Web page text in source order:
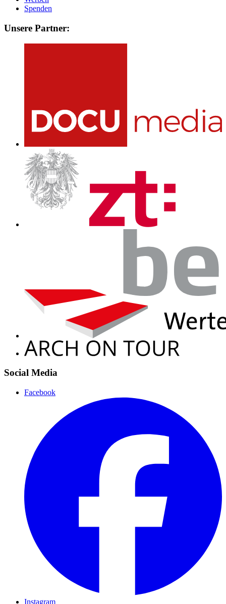
Spenden
Unsere Partner:
Social Media
Facebook
Instagram